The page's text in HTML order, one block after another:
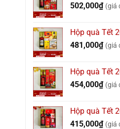
502,000₫ (giá
Hộp quà Tết
481,000₫ (giá
Hộp quà Tết
454,000₫ (giá
Hộp quà Tết
415,000₫ (giá